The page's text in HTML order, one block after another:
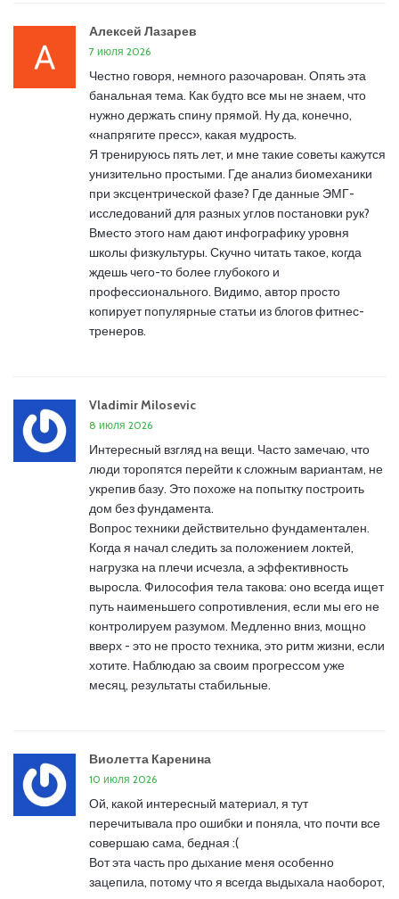
Алексей Лазарев
7 июля 2026
Честно говоря, немного разочарован. Опять эта
банальная тема. Как будто все мы не знаем, что
нужно держать спину прямой. Ну да, конечно,
«напрягите пресс», какая мудрость.
Я тренируюсь пять лет, и мне такие советы кажутся
унизительно простыми. Где анализ биомеханики
при эксцентрической фазе? Где данные ЭМГ-
исследований для разных углов постановки рук?
Вместо этого нам дают инфографику уровня
школы физкультуры. Скучно читать такое, когда
ждешь чего-то более глубокого и
профессионального. Видимо, автор просто
копирует популярные статьи из блогов фитнес-
тренеров.
Vladimir Milosevic
8 июля 2026
Интересный взгляд на вещи. Часто замечаю, что
люди торопятся перейти к сложным вариантам, не
укрепив базу. Это похоже на попытку построить
дом без фундамента.
Вопрос техники действительно фундаментален.
Когда я начал следить за положением локтей,
нагрузка на плечи исчезла, а эффективность
выросла. Философия тела такова: оно всегда ищет
путь наименьшего сопротивления, если мы его не
контролируем разумом. Медленно вниз, мощно
вверх - это не просто техника, это ритм жизни, если
хотите. Наблюдаю за своим прогрессом уже
месяц, результаты стабильные.
Виолетта Каренина
10 июля 2026
Ой, какой интересный материал, я тут
перечитывала про ошибки и поняла, что почти все
совершаю сама, бедная :(
Вот эта часть про дыхание меня особенно
зацепила, потому что я всегда выдыхала наоборот,